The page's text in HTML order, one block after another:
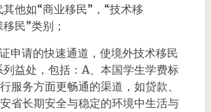
他如“商业移民”，“技术移
民”类别；
申请的快速通道，使境外技术移民
益处，包括：A、本国学生学费标
服务方面更畅通的渠道，如贷款、
省长期安全与稳定的环境中生活与